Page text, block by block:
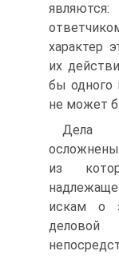
характер
их
бы одного
не может
Дела
из
искам о